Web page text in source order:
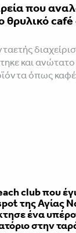
που
θρυλικό café
και
όπως
club που
της Αγίας
ένα
στην